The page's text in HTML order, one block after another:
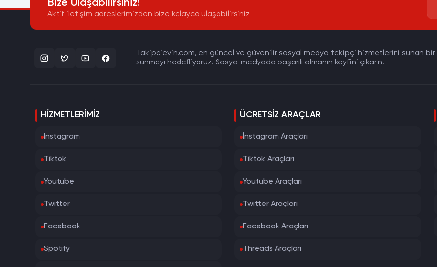
Bize Ulaşabilirsiniz!
Aktif iletişim adreslerimizden bize kolayca ulaşabilirsiniz
Takipcievin.com, en güncel ve güvenilir sosyal medya takipçi hizmetlerini sunan bir
sunmayı hedefliyoruz. Sosyal medyada başarılı olmanın keyfini çıkarın!
HIZMETLERIMIZ
Instagram
Tiktok
Youtube
Twitter
Facebook
Spotify
ÜCRETSIZ ARAÇLAR
İnstagram Araçları
Tiktok Araçları
Youtube Araçları
Twitter Araçları
Facebook Araçları
Threads Araçları